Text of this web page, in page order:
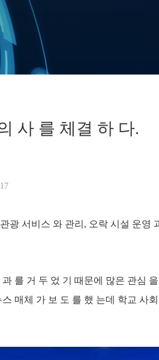
사 를 체결 하 다.
광 서비스 와 관리, 오락 시설 운영
를 거 두 었 기 때문에 많은 관심
매체 가 보 도 를 했 는데 학교 사